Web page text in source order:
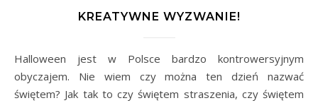
KREATYWNE WYZWANIE!
Halloween jest w Polsce bardzo kontrowersyjnym
obyczajem. Nie wiem czy można ten dzień nazwać
świętem? Jak tak to czy świętem straszenia, czy świętem